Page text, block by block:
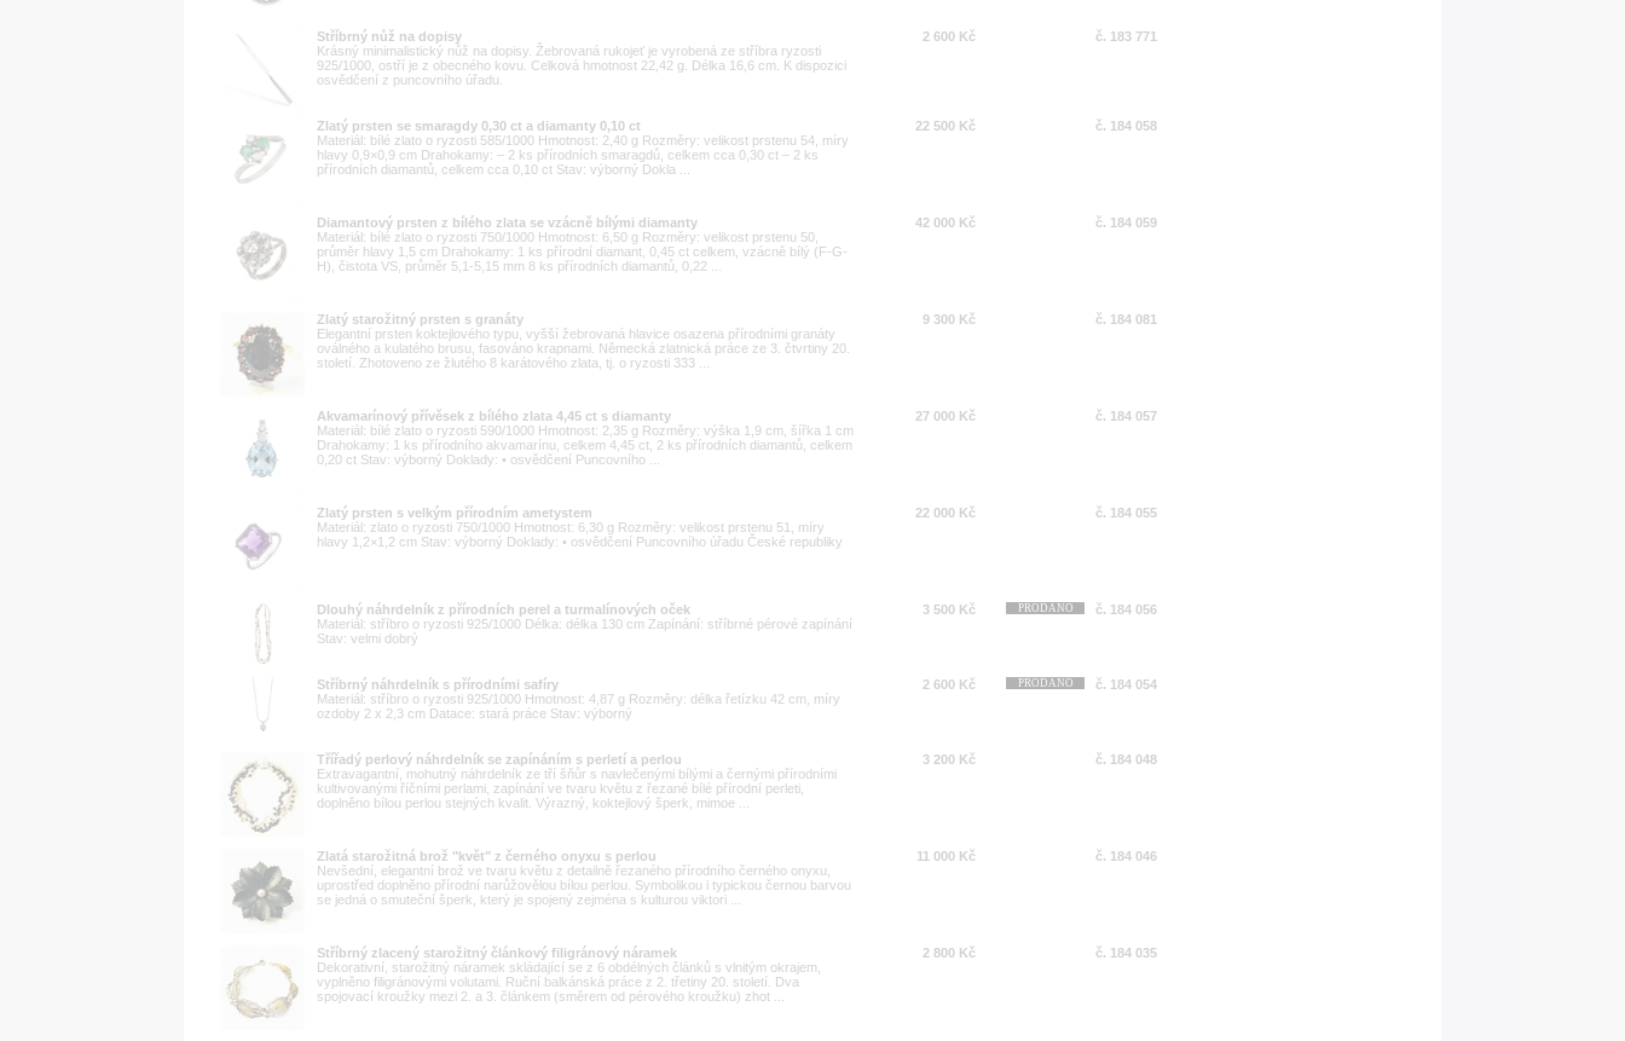
Stříbrný nůž na dopisy
Krásný minimalistický nůž na dopisy. Žebrovaná rukojeť je vyrobená ze stříbra ryzosti
925/1000, ostří je z obecného kovu. Celková hmotnost 22,42 g. Délka 16,6 cm. K dispozici
osvědčení z puncovního úřadu.
2 600 Kč č. 183 771
Zlatý prsten se smaragdy 0,30 ct a diamanty 0,10 ct
Materiál: bílé zlato o ryzosti 585/1000 Hmotnost: 2,40 g Rozměry: velikost prstenu 54, míry
hlavy 0,9×0,9 cm Drahokamy: – 2 ks přírodních smaragdů, celkem cca 0,30 ct – 2 ks
přírodních diamantů, celkem cca 0,10 ct Stav: výborný Dokla ...
22 500 Kč č. 184 058
Diamantový prsten z bílého zlata se vzácně bílými diamanty
Materiál: bílé zlato o ryzosti 750/1000 Hmotnost: 6,50 g Rozměry: velikost prstenu 50,
průměr hlavy 1,5 cm Drahokamy: 1 ks přírodní diamant, 0,45 ct celkem, vzácně bílý (F-G-
H), čistota VS, průměr 5,1-5,15 mm 8 ks přírodních diamantů, 0,22 ...
42 000 Kč č. 184 059
Zlatý starožitný prsten s granáty
Elegantní prsten koktejlového typu, vyšší žebrovaná hlavice osazena přírodními granáty
oválného a kulatého brusu, fasováno krapnami. Německá zlatnická práce ze 3. čtvrtiny 20.
století. Zhotoveno ze žlutého 8 karátového zlata, tj. o ryzosti 333 ...
9 300 Kč č. 184 081
Akvamarínový přívěsek z bílého zlata 4,45 ct s diamanty
Materiál: bílé zlato o ryzosti 590/1000 Hmotnost: 2,35 g Rozměry: výška 1,9 cm, šířka 1 cm
Drahokamy: 1 ks přírodního akvamarínu, celkem 4,45 ct, 2 ks přírodních diamantů, celkem
0,20 ct Stav: výborný Doklady: • osvědčení Puncovního ...
27 000 Kč č. 184 057
Zlatý prsten s velkým přírodním ametystem
Materiál: zlato o ryzosti 750/1000 Hmotnost: 6,30 g Rozměry: velikost prstenu 51, míry
hlavy 1,2×1,2 cm Stav: výborný Doklady: • osvědčení Puncovního úřadu České republiky
22 000 Kč č. 184 055
Dlouhý náhrdelník z přírodních perel a turmalínových oček
Materiál: stříbro o ryzosti 925/1000 Délka: délka 130 cm Zapínání: stříbrné pérové zapínání
Stav: velmi dobrý
3 500 Kč PRODÁNO č. 184 056
Stříbrný náhrdelník s přírodními safíry
Materiál: stříbro o ryzosti 925/1000 Hmotnost: 4,87 g Rozměry: délka řetízku 42 cm, míry
ozdoby 2 x 2,3 cm Datace: stará práce Stav: výborný
2 600 Kč PRODÁNO č. 184 054
Třířadý perlový náhrdelník se zapínáním s perletí a perlou
Extravagantní, mohutný náhrdelník ze tří šňůr s navlečenými bílými a černými přírodními
kultivovanými říčními perlami, zapínání ve tvaru květu z řezané bílé přírodní perleti,
doplněno bílou perlou stejných kvalit. Výrazný, koktejlový šperk, mimoe ...
3 200 Kč č. 184 048
Zlatá starožitná brož "květ" z černého onyxu s perlou
Nevšední, elegantní brož ve tvaru květu z detailně řezaného přírodního černého onyxu,
uprostřed doplněno přírodní narůžovělou bílou perlou. Symbolikou i typickou černou barvou
se jedná o smuteční šperk, který je spojený zejména s kulturou viktori ...
11 000 Kč č. 184 046
Stříbrný zlacený starožitný článkový filigránový náramek
Dekorativní, starožitný náramek skládající se z 6 obdélných článků s vlnitým okrajem,
vyplněno filigránovými volutami. Ruční balkánská práce z 2. třetiny 20. století. Dva
spojovací kroužky mezi 2. a 3. článkem (směrem od pérového kroužku) zhot ...
2 800 Kč č. 184 035